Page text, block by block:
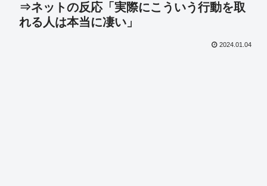
⇒ネットの反応「実際にこういう行動を取
れる人は本当に凄い」
2024.01.04